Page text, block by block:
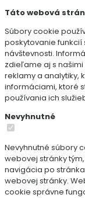
Táto webová
Súbory cookie
poskytovanie funkcií
návštevnosti.
zdieľame aj s
reklamy a analytiky,
informáciami, ktoré
používania ich
Nevyhnutné
Nevyhnutné súbory
webovej stránky
navigácia po
webovej stránky.
cookie správne